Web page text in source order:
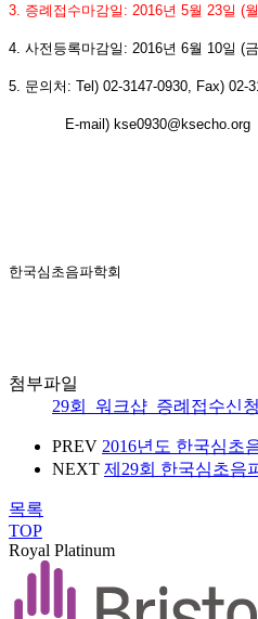
3. 증례접수마감일: 2016년 5월 23일 (
4. 사전등록마감일: 2016년 6월 10일 (
5. 문의처: Tel) 02-3147-0930, Fax) 02-
E-mail) kse0930@ksecho.org
한국심초음파학회
첨부파일
29회_워크샵_증례접수신
PREV 2016년도 한국심초
NEXT 제29회 한국심초음
목록
TOP
Royal Platinum